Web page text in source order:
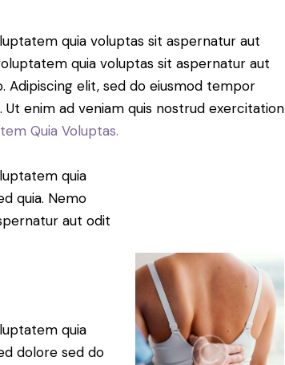
quia voluptas sit aspernatur aut
quia voluptas sit aspernatur aut
Adipiscing elit, sed do eiusmod tempor
enim ad veniam quis nostrud exercitation
Quia Voluptas.
quia
quia. Nemo
aut odit
quia
dolore sed do